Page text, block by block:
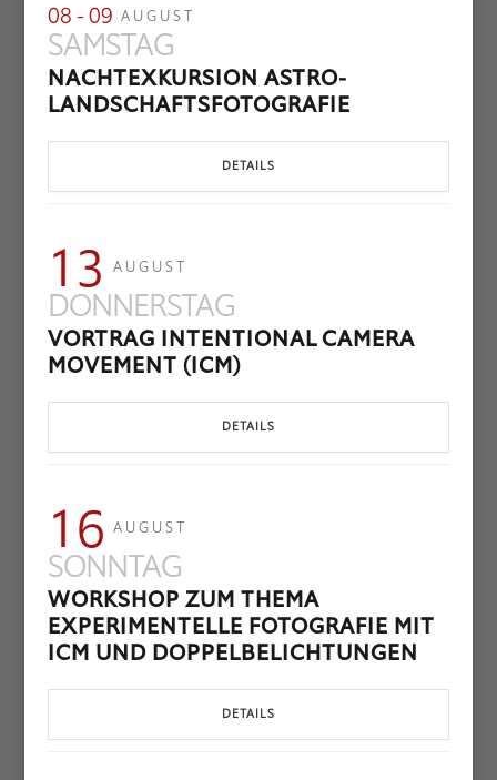
08 - 09 AUGUST
SAMSTAG
NACHTEXKURSION ASTRO-
LANDSCHAFTSFOTOGRAFIE
DETAILS
13 AUGUST
DONNERSTAG
VORTRAG INTENTIONAL CAMERA
MOVEMENT (ICM)
DETAILS
16 AUGUST
SONNTAG
WORKSHOP ZUM THEMA
EXPERIMENTELLE FOTOGRAFIE MIT
ICM UND DOPPELBELICHTUNGEN
DETAILS